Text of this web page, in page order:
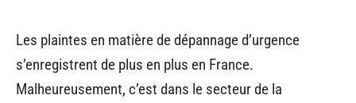
Les plaintes en matière de dépannage d’urgence
s’enregistrent de plus en plus en France.
Malheureusement, c’est dans le secteur de la